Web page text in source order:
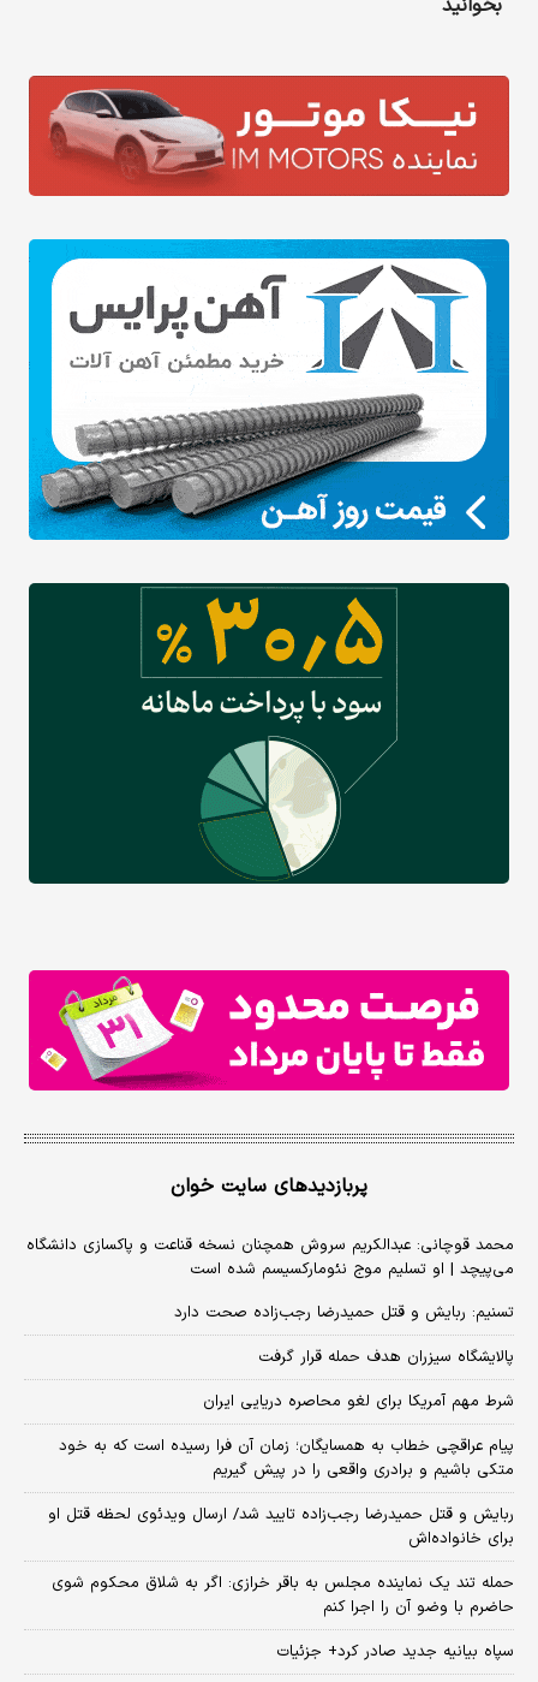
بخوانید
پربازدیدهای سایت خوان
محمد قوچانی: عبدالکریم سروش همچنان نسخه قناعت و پاکسازی دانشگاه
می‌پیچد | او تسلیم موج نئومارکسیسم شده است
تسنیم: ربایش و قتل حمیدرضا رجب‌زاده صحت دارد
پالایشگاه سیزران هدف حمله قرار گرفت
شرط مهم آمریکا برای لغو محاصره دریایی ایران
پیام عراقچی خطاب به همسایگان؛ زمان آن فرا رسیده است که به خود
متکی باشیم و برادری واقعی را در پیش گیریم
ربایش و قتل حمیدرضا رجب‌زاده تایید شد/ ارسال ویدئوی لحظه قتل او
برای خانواده‌اش
حمله تند یک نماینده مجلس به باقر خرازی: اگر به شلاق محکوم شوی
حاضرم با وضو آن را اجرا کنم
سپاه بیانیه جدید صادر کرد+ جزئیات